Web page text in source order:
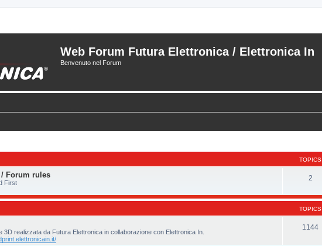
Web Forum Futura Elettronica / Elettronica In
Benvenuto nel Forum
TOPICS
Forum rules
First
2
TOPICS
3D realizzata da Futura Elettronica in collaborazione con Elettronica In.
1144